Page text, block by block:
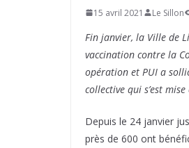
15 avril 2021 Le Sillon
Fin janvier, la Ville de
vaccination contre la
opération et PUI a
collective qui s’est
Depuis le 24 janvier
près de 600 ont